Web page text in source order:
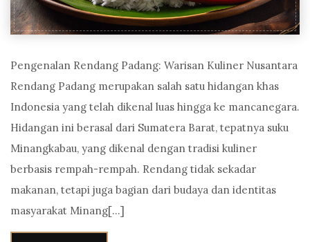
Pengenalan Rendang Padang: Warisan Kuliner Nusantara
Rendang Padang merupakan salah satu hidangan khas
Indonesia yang telah dikenal luas hingga ke mancanegara.
Hidangan ini berasal dari Sumatera Barat, tepatnya suku
Minangkabau, yang dikenal dengan tradisi kuliner
berbasis rempah-rempah. Rendang tidak sekadar
makanan, tetapi juga bagian dari budaya dan identitas
masyarakat Minang[…]